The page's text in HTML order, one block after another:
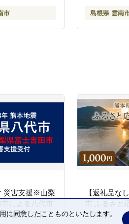
市
（株）
島根県 雲南
災害支援※山梨
市による八代市
礼品なし】
【返礼品な
市 ふるさと
1,000円
同意したことものといたします。